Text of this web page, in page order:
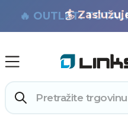
🏄
🔥 OUTLET: